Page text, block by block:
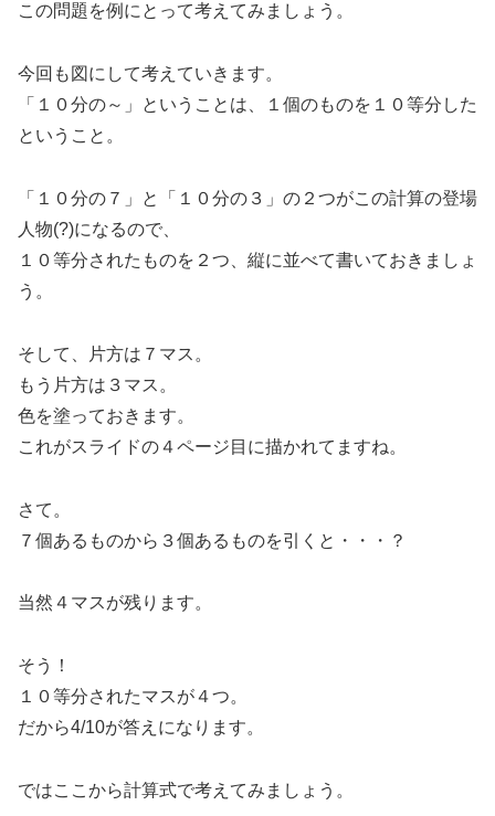
この問題を例にとって考えてみましょう。
今回も図にして考えていきます。
「１０分の～」ということは、１個のものを１０等分した
ということ。
「１０分の７」と「１０分の３」の２つがこの計算の登場
人物(?)になるので、
１０等分されたものを２つ、縦に並べて書いておきましょ
う。
そして、片方は７マス。
もう片方は３マス。
色を塗っておきます。
これがスライドの４ページ目に描かれてますね。
さて。
７個あるものから３個あるものを引くと・・・？
当然４マスが残ります。
そう！
１０等分されたマスが４つ。
だから4/10が答えになります。
ではここから計算式で考えてみましょう。